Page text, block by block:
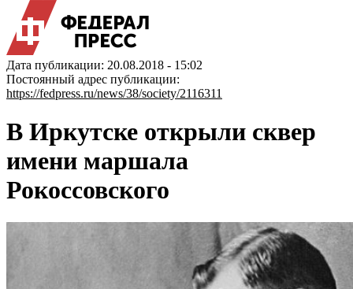
Дата публикации: 20.08.2018 - 15:02
Постоянный адрес публикации:
https://fedpress.ru/news/38/society/2116311
В Иркутске открыли сквер
имени маршала
Рокоссовского